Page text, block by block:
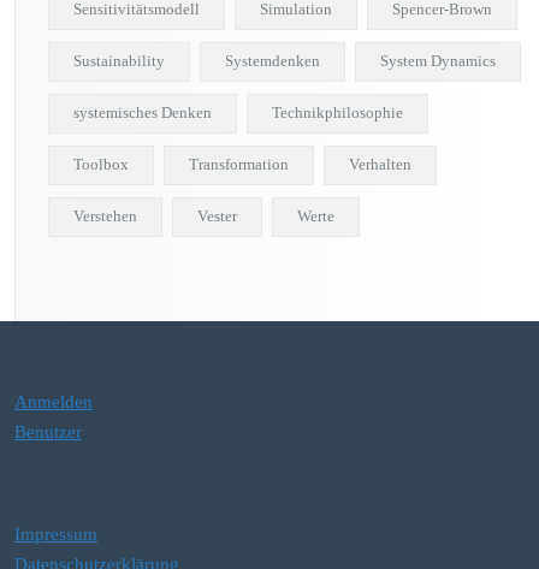
Sensitivitätsmodell Simulation Spencer-Brown
Sustainability Systemdenken System Dynamics
systemisches Denken Technikphilosophie
Toolbox Transformation Verhalten
Verstehen Vester Werte
Anmelden
Benutzer
Impressum
Datenschutzerklärung